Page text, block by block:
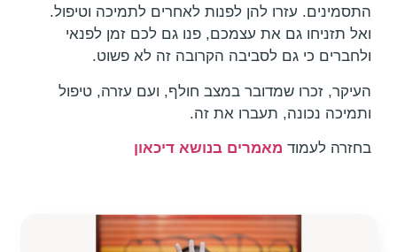
התסמינים. עזרו להן לפנות לאחרים לתמיכה וטיפול.
ואל תזניחו גם את עצמכם, פנו גם לכם זמן לפנאי
ולחברים כי גם לסביבה הקרובה זה לא פשוט.
העיקר, זכרו שמדובר במצב חולף, ועם עזרה, טיפול
ותמיכה נכונה, תעברו את זה.
בחזרה לעמוד מאמרים בנושא דיכאון